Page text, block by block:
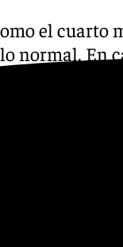
el
lo normal. En
también
de la
conjunto